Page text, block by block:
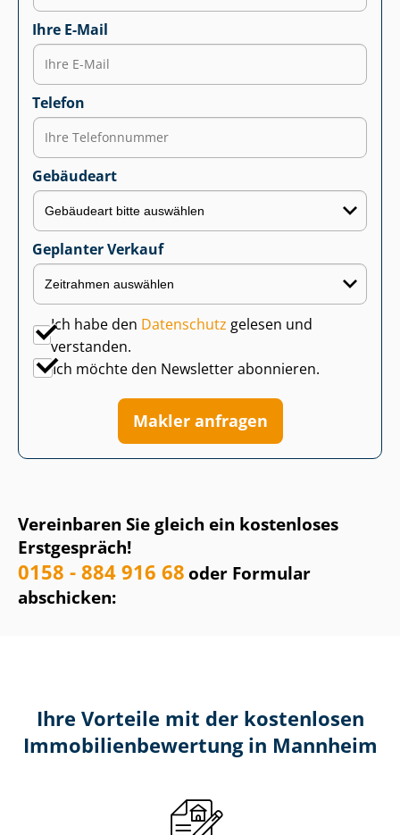
Vereinbaren Sie gleich ein kostenloses
Erstgespräch!
0158 - 884 916 68oder Formular
abschicken:
Ihre E-Mail
Telefon
Gebäudeart
Geplanter Verkauf
Ich habe den Datenschutz gelesen und
verstanden.
Ich möchte den Newsletter abonnieren.
Makler anfragen
Ihre Vorteile mit der kostenlosen
Im­mo­bi­li­en­be­wer­tung in Mannheim